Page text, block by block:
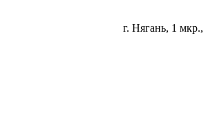
г. Нягань, 1 мкр.,